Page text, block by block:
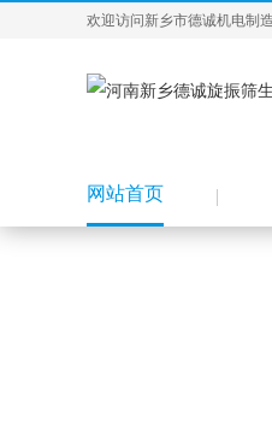
欢迎访问新乡市德诚机电制
网站首页